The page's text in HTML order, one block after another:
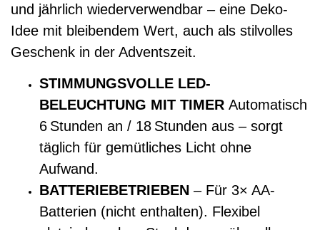
und jährlich wiederverwendbar – eine Deko-
Idee mit bleibendem Wert, auch als stilvolles
Geschenk in der Adventszeit.
STIMMUNGSVOLLE LED-
BELEUCHTUNG MIT TIMER Automatisch
6 Stunden an / 18 Stunden aus – sorgt
täglich für gemütliches Licht ohne
Aufwand.
BATTERIEBETRIEBEN – Für 3× AA-
Batterien (nicht enthalten). Flexibel